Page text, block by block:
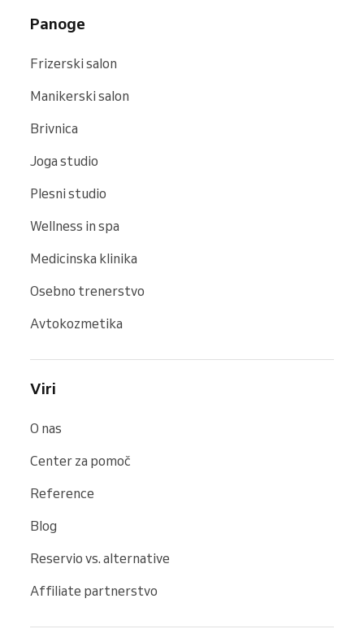
Panoge
Frizerski salon
Manikerski salon
Brivnica
Joga studio
Plesni studio
Wellness in spa
Medicinska klinika
Osebno trenerstvo
Avtokozmetika
Viri
O nas
Center za pomoč
Reference
Blog
Reservio vs. alternative
Affiliate partnerstvo